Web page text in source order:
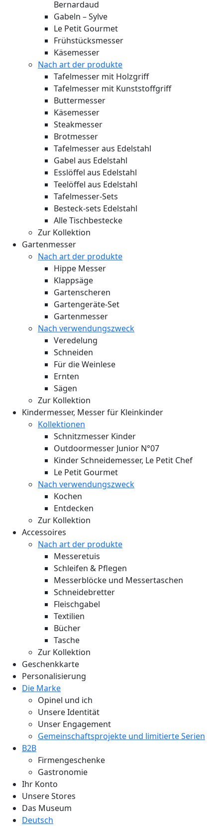
Bernardaud
Gabeln – Sylve
Le Petit Gourmet
Frühstücksmesser
Käsemesser
Nach art der produkte
Tafelmesser mit Holzgriff
Tafelmesser mit Kunststoffgriff
Buttermesser
Käsemesser
Steakmesser
Brotmesser
Tafelmesser aus Edelstahl
Gabel aus Edelstahl
Esslöffel aus Edelstahl
Teelöffel aus Edelstahl
Tafelmesser-Sets
Besteck-sets Edelstahl
Alle Tischbestecke
Zur Kollektion
Gartenmesser
Nach art der produkte
Hippe Messer
Klappsäge
Gartenscheren
Gartengeräte-Set
Gartenmesser
Nach verwendungszweck
Veredelung
Schneiden
Für die Weinlese
Ernten
Sägen
Zur Kollektion
Kindermesser, Messer für Kleinkinder
Kollektionen
Schnitzmesser Kinder
Outdoormesser Junior N°07
Kinder Schneidemesser, Le Petit Chef
Le Petit Gourmet
Nach verwendungszweck
Kochen
Entdecken
Zur Kollektion
Accessoires
Nach art der produkte
Messeretuis
Schleifen & Pflegen
Messerblöcke und Messertaschen
Schneidebretter
Fleischgabel
Textilien
Bücher
Tasche
Zur Kollektion
Geschenkkarte
Personalisierung
Die Marke
Opinel und ich
Unsere Identität
Unser Engagement
Gemeinschaftsprojekte und limitierte Serien
B2B
Firmengeschenke
Gastronomie
Ihr Konto
Unsere Stores
Das Museum
Deutsch